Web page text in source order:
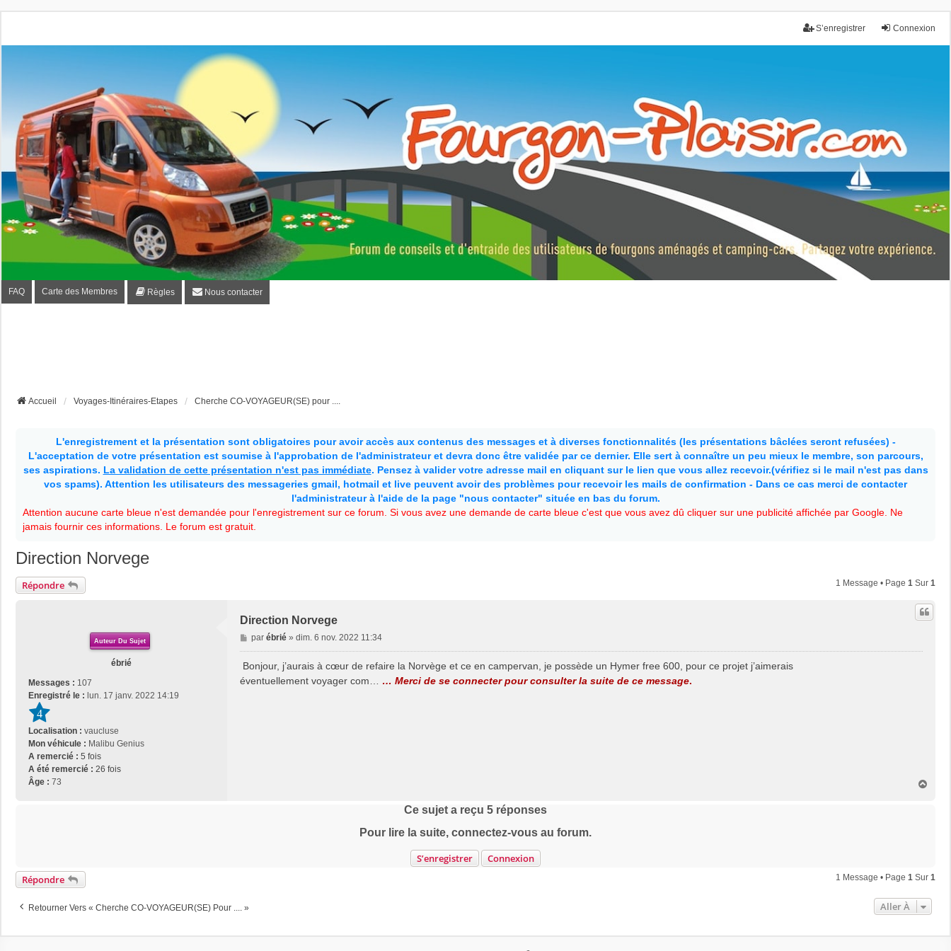
Connexion
S’enregistrer
Fourgon-plaisir.com
Forum de conseils et d'entraide des utilisateurs de fourgons, fourgons aménagés, vans et de camping-car. Partagez votre expérience.
FAQ Carte des Membres Règles Nous contacter
Accueil Voyages-Itinéraires-Etapes Cherche CO-VOYAGEUR(SE) pour ....
L'enregistrement et la présentation sont obligatoires pour avoir accès aux contenus des messages et à diverses fonctionnalités (les présentations bâclées seront refusées) -
L'acceptation de votre présentation est soumise à l'approbation de l'administrateur et devra donc être validée par ce dernier. Elle sert à connaître un peu mieux le membre, son parcours,
ses aspirations. La validation de cette présentation n'est pas immédiate. Pensez à valider votre adresse mail en cliquant sur le lien que vous allez recevoir.(vérifiez si le mail n'est pas dans
vos spams). Attention les utilisateurs des messageries gmail, hotmail et live peuvent avoir des problèmes pour recevoir les mails de confirmation - Dans ce cas merci de contacter
l'administrateur à l'aide de la page "nous contacter" située en bas du forum.
Attention aucune carte bleue n'est demandée pour l'enregistrement sur ce forum. Si vous avez une demande de carte bleue c'est que vous avez dû cliquer sur une publicité affichée par Google. Ne
jamais fournir ces informations. Le forum est gratuit.
Direction Norvege
Répondre 1 Message • Page 1 Sur 1
Auteur Du Sujet
ébrié
Messages : 107
Enregistré le : lun. 17 janv. 2022 14:19
4
Localisation : vaucluse
Mon véhicule : Malibu Genius
A remercié : 5 fois
A été remercié : 26 fois
Âge : 73
Direction Norvege
M
e
s
a
par ébrié» dim. 6 nov. 2022 11:34
Bonjour, j’aurais à cœur de refaire la Norvège et ce en campervan, je possède un Hymer free 600, pour ce projet j’aimerais
éventuellement voyager com…
… Merci de se connecter pour consulter la suite de ce message.
Ce sujet a reçu 5 réponses
Pour lire la suite, connectez-vous au forum.
S’enregistrer
Connexion
Répondre
1 Message • Page 1 Sur 1
Retourner Vers « Cherche CO-VOYAGEUR(SE) Pour .... » Aller À